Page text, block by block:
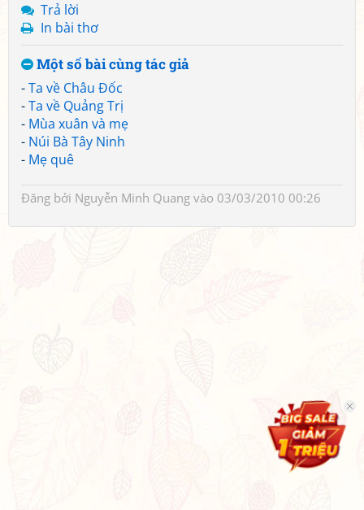
Trả lời
In bài thơ
Một số bài cùng tác giả
-Ta về Châu Đốc
-Ta về Quảng Trị
- Mùa xuân và mẹ
- Núi Bà Tây Ninh
- Mẹ quê
Đăng bởi Nguyễn Minh Quang vào 03/03/2010 00:26